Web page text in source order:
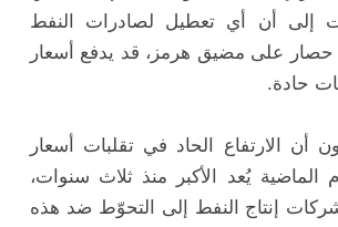
إلى أن أي تعطيل لصادرات النفط
حصار على مضيق هرمز، قد يدفع أسعار
حادة.
أن الارتفاع الحاد في تقلبات أسعار
الماضية يُعد الأكبر منذ ثلاث سنوات،
إنتاج النفط إلى التحوّط ضد هذه